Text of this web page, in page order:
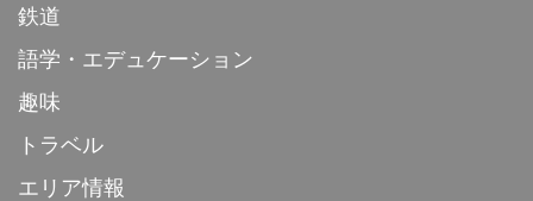
鉄道
語学・エデュケーション
趣味
トラベル
エリア情報